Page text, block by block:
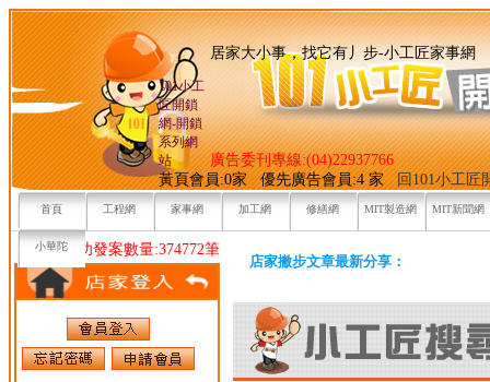
101小工
匠開鎖
網-開鎖
系列網
站
居家大小事，找它有丿步-小
廣告委刊專線:(04)22937766
黃頁會員:0家 優先廣告會員:4 家回101小工匠
首頁 工程網 家事網 加工網 修繕網 MIT製造網 MIT新聞網
小華陀
目前已成功發案數量:374772筆
店家撇步文章最新分享：